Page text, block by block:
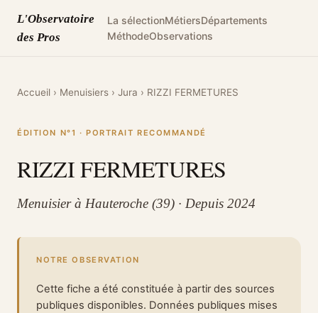
L'Observatoire
des Pros
La sélectionMétiersDépartements
MéthodeObservations
Accueil › Menuisiers › Jura › RIZZI FERMETURES
ÉDITION N°1 · PORTRAIT RECOMMANDÉ
RIZZI FERMETURES
Menuisier à Hauteroche (39) · Depuis 2024
NOTRE OBSERVATION
Cette fiche a été constituée à partir des sources
publiques disponibles. Données publiques mises